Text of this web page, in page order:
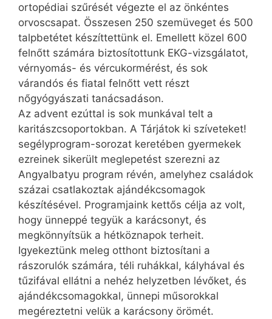
ortopédiai szűrését végezte el az önkéntes
orvoscsapat. Összesen 250 szemüveget és 500
talpbetétet készíttettünk el. Emellett közel 600
felnőtt számára biztosítottunk EKG-vizsgálatot,
vérnyomás- és vércukormérést, és sok
várandós és fiatal felnőtt vett részt
nőgyógyászati tanácsadáson.
Az advent ezúttal is sok munkával telt a
karitászcsoportokban. A Tárjátok ki szíveteket!
segélyprogram-sorozat keretében gyermekek
ezreinek sikerült meglepetést szerezni az
Angyalbatyu program révén, amelyhez családok
százai csatlakoztak ajándékcsomagok
készítésével. Programjaink kettős célja az volt,
hogy ünneppé tegyük a karácsonyt, és
megkönnyítsük a hétköznapok terheit.
Igyekeztünk meleg otthont biztosítani a
rászorulók számára, téli ruhákkal, kályhával és
tűzifával ellátni a nehéz helyzetben lévőket, és
ajándékcsomagokkal, ünnepi műsorokkal
megéreztetni velük a karácsony örömét.